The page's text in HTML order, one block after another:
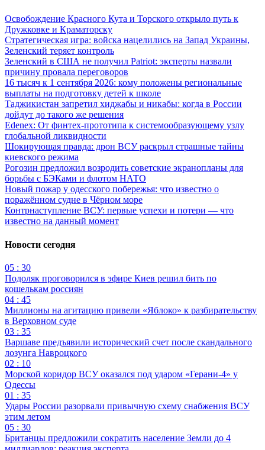
Освобождение Красного Кута и Торского открыло путь к
Дружковке и Краматорску
Стратегическая игра: войска нацелились на Запад Украины,
Зеленский теряет контроль
Зеленский в США не получил Patriot: эксперты назвали
причину провала переговоров
16 тысяч к 1 сентября 2026: кому положены региональные
выплаты на подготовку детей к школе
Таджикистан запретил хиджабы и никабы: когда в России
дойдут до такого же решения
Edenex: От финтех-прототипа к системообразующему узлу
глобальной ликвидности
Шокирующая правда: дрон ВСУ раскрыл страшные тайны
киевского режима
Рогозин предложил возродить советские экранопланы для
борьбы с БЭКами и флотом НАТО
Новый пожар у одесского побережья: что известно о
поражённом судне в Чёрном море
Контрнаступление ВСУ: первые успехи и потери — что
известно на данный момент
Новости сегодня
05 : 30
Подоляк проговорился в эфире Киев решил бить по
кошелькам россиян
04 : 45
Миллионы на агитацию привели «Яблоко» к разбирательству
в Верховном суде
03 : 35
Варшаве предъявили исторический счет после скандального
лозунга Навроцкого
02 : 10
Морской коридор ВСУ оказался под ударом «Герани-4» у
Одессы
01 : 35
Удары России разорвали привычную схему снабжения ВСУ
этим летом
05 : 30
Британцы предложили сократить население Земли до 4